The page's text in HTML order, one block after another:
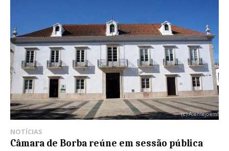
NOTÍCIAS
Câmara de Borba reúne em sessão pública